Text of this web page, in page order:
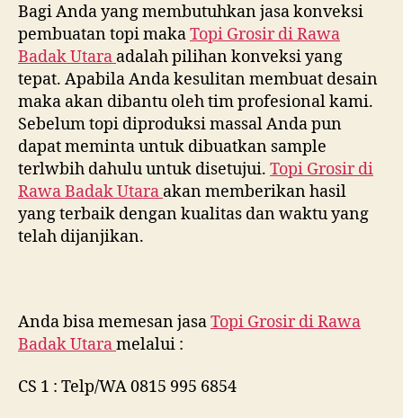
Bagi Anda yang membutuhkan jasa konveksi
pembuatan topi makaTopi Grosir diRawa
Badak Utara adalah pilihan konveksi yang
tepat. Apabila Anda kesulitan membuat desain
maka akan dibantu oleh tim profesional kami.
Sebelum topi diproduksi massal Anda pun
dapat meminta untuk dibuatkan sample
terlwbih dahulu untuk disetujui. Topi Grosir di
Rawa Badak Utara akan memberikan hasil
yang terbaik dengan kualitas dan waktu yang
telah dijanjikan.
Anda bisa memesan jasaTopi Grosir diRawa
Badak Utaramelalui :
CS 1 : Telp/WA 0815 995 6854